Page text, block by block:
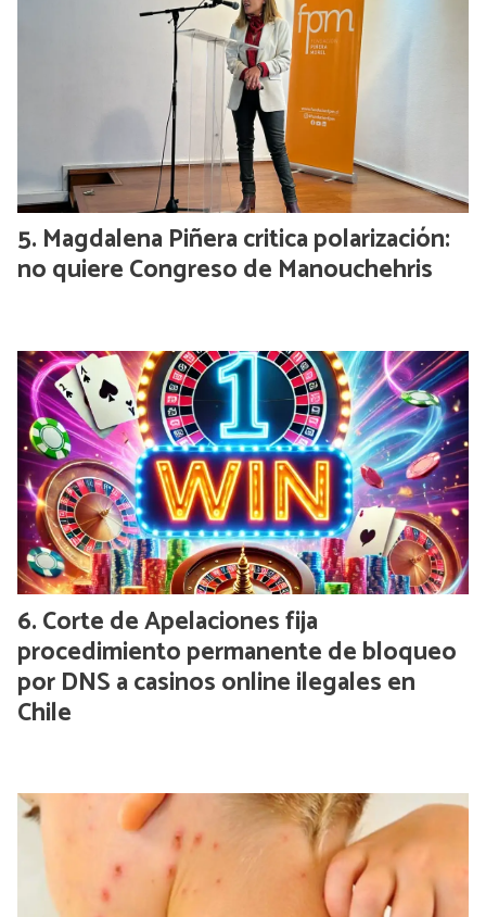
Magdalena Piñera critica polarización:
no quiere Congreso de Manouchehris
Corte de Apelaciones fija
procedimiento permanente de bloqueo
por DNS a casinos online ilegales en
Chile